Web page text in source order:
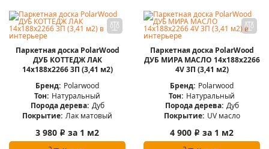
Паркетная доска PolarWood
ДУБ КОТТЕДЖ ЛАК
14x188x2266 3П (3,41 м2)
Бренд: Polarwood
Тон: Натуральный
Порода дерева: Дуб
Покрытие: Лак матовый
3 980 i за 1 м2
Паркетная доска PolarWood
ДУБ МИРА МАСЛО 14x188x2266
4V 3П (3,41 м2)
Бренд: Polarwood
Тон: Натуральный
Порода дерева: Дуб
Покрытие: UV масло
4 900 i за 1 м2